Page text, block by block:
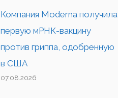
Компания Moderna получила
первую мРНК-вакцину
против гриппа, одобренную
в США
07.08.2026